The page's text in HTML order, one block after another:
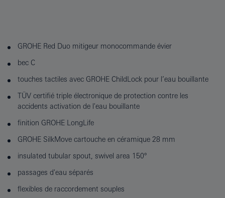
GROHE Red Duo mitigeur monocommande évier
bec C
touches tactiles avec GROHE ChildLock pour l’eau bouillante
TÜV certifié triple électronique de protection contre les
accidents activation de l'eau bouillante
finition GROHE LongLife
GROHE SilkMove cartouche en céramique 28 mm
insulated tubular spout, swivel area 150°
passages d'eau séparés
flexibles de raccordement souples